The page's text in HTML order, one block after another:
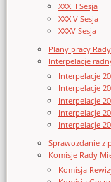
XXXIII Sesja
XXXIV Sesja
XXXV Sesja
Plany pracy
Interpelacje
Interpelacje
Interpelacje
Interpelacje
Interpelacje
Interpelacje
Sprawozdanie z
Komisje Rady
Komisja